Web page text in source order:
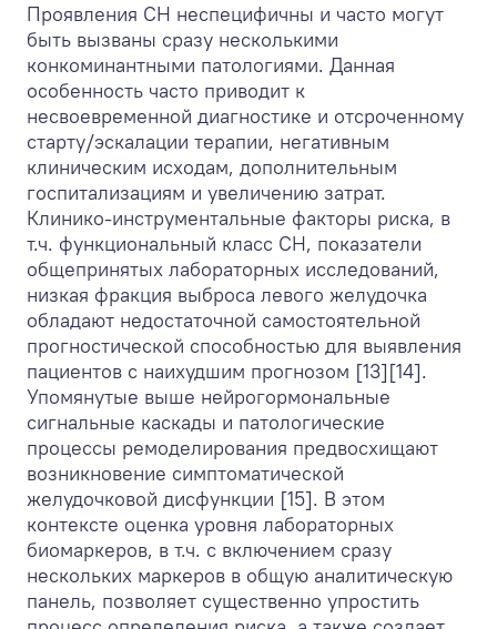
Проявления СН неспецифичны и часто могут
быть вызваны сразу несколькими
конкоминантными патологиями. Данная
особенность часто приводит к
несвоевременной диагностике и отсроченному
старту/эскалации терапии, негативным
клиническим исходам, дополнительным
госпитализациям и увеличению затрат.
Клинико-инструментальные факторы риска, в
т.ч. функциональный класс СН, показатели
общепринятых лабораторных исследований,
низкая фракция выброса левого желудочка
обладают недостаточной самостоятельной
прогностической способностью для выявления
пациентов с наихудшим прогнозом [13][14].
Упомянутые выше нейрогормональные
сигнальные каскады и патологические
процессы ремоделирования предвосхищают
возникновение симптоматической
желудочковой дисфункции [15]. В этом
контексте оценка уровня лабораторных
биомаркеров, в т.ч. с включением сразу
нескольких маркеров в общую аналитическую
панель, позволяет существенно упростить